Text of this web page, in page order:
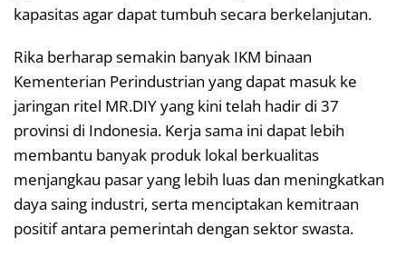
kapasitas agar dapat tumbuh secara berkelanjutan.
Rika berharap semakin banyak IKM binaan
Kementerian Perindustrian yang dapat masuk ke
jaringan ritel MR.DIY yang kini telah hadir di 37
provinsi di Indonesia. Kerja sama ini dapat lebih
membantu banyak produk lokal berkualitas
menjangkau pasar yang lebih luas dan meningkatkan
daya saing industri, serta menciptakan kemitraan
positif antara pemerintah dengan sektor swasta.